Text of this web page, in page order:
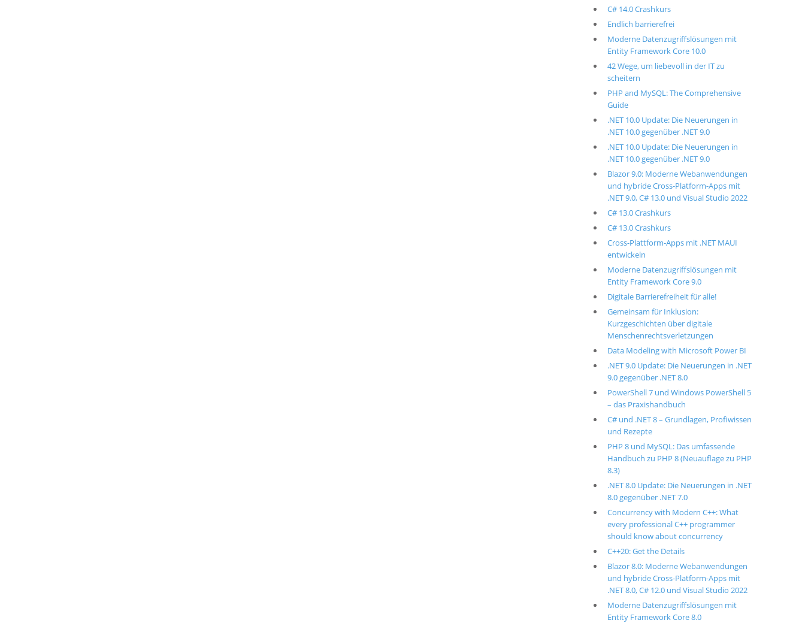
C# 14.0 Crashkurs
Endlich barrierefrei
Moderne Datenzugriffslösungen mit
Entity Framework Core 10.0
42 Wege, um liebevoll in der IT zu
scheitern
PHP and MySQL: The Comprehensive
Guide
.NET 10.0 Update: Die Neuerungen in
.NET 10.0 gegenüber .NET 9.0
.NET 10.0 Update: Die Neuerungen in
.NET 10.0 gegenüber .NET 9.0
Blazor 9.0: Moderne Webanwendungen
und hybride Cross-Platform-Apps mit
.NET 9.0, C# 13.0 und Visual Studio 2022
C# 13.0 Crashkurs
C# 13.0 Crashkurs
Cross-Plattform-Apps mit .NET MAUI
entwickeln
Moderne Datenzugriffslösungen mit
Entity Framework Core 9.0
Digitale Barrierefreiheit für alle!
Gemeinsam für Inklusion:
Kurzgeschichten über digitale
Menschenrechtsverletzungen
Data Modeling with Microsoft Power BI
.NET 9.0 Update: Die Neuerungen in .NET
9.0 gegenüber .NET 8.0
PowerShell 7 und Windows PowerShell 5
– das Praxishandbuch
C# und .NET 8 – Grundlagen, Profiwissen
und Rezepte
PHP 8 und MySQL: Das umfassende
Handbuch zu PHP 8 (Neuauflage zu PHP
8.3)
.NET 8.0 Update: Die Neuerungen in .NET
8.0 gegenüber .NET 7.0
Concurrency with Modern C++: What
every professional C++ programmer
should know about concurrency
C++20: Get the Details
Blazor 8.0: Moderne Webanwendungen
und hybride Cross-Platform-Apps mit
.NET 8.0, C# 12.0 und Visual Studio 2022
Moderne Datenzugriffslösungen mit
Entity Framework Core 8.0